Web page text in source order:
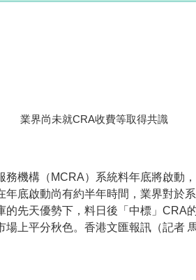
業界尚未就CRA收費等取得共識
務機構（MCRA）系統料年底將啟動
年底啟動尚有約半年時間，業界對於
的先天優勢下，料日後「中標」CRA
場上平分秋色。香港文匯報訊（記者